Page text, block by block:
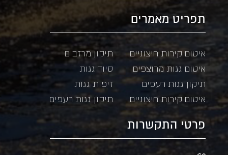
תפריט מאמרים
איטום קירות חיצוניים
תיקון מרזבים
איטום גגות מרוצפים
סיוד גגות
תיקון גגות רעפים
זיפות גגות
איטום קירות חיצוניים
תיקון גגות רעפים
פרטי התקשרות